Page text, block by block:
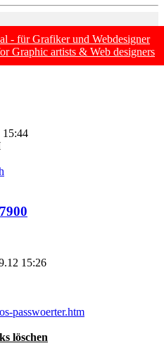
- für Grafiker und Webdesigner
Graphic artists & Web designers
15:44
15:26
passwoerter.htm
löschen